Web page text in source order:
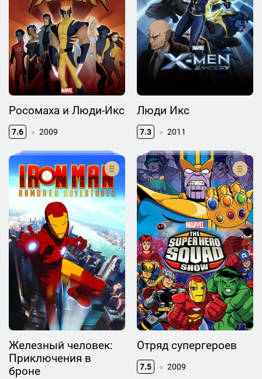
Росомаха и Люди-Икс
7.6 2009
Люди Икс
7.3 2011
Железный человек:
Приключения в
броне
Отряд супергероев
7.5 2009